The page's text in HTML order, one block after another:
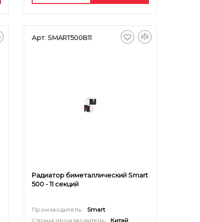
Арт. SMART500B11
Радиатор биметаллический Smart
500 - 11 секций
Производитель:
Smart
Страна производитель:
Китай